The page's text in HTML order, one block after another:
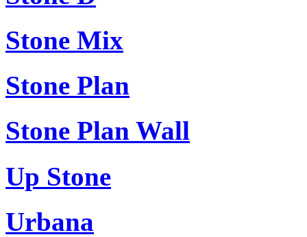
Stone Mix
Stone Plan
Stone Plan Wall
Up Stone
Urbana